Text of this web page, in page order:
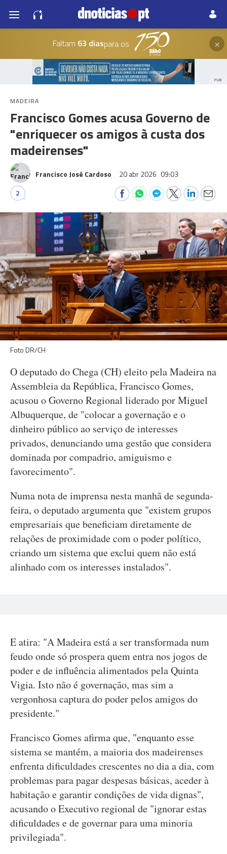
Faltam 63 diaspara os ×
PUB
MADEIRA
Francisco Gomes acusa Governo de
"enriquecer os amigos à custa dos
madeirenses"
Francisco José Cardoso 20 abr 2026 09:03
2
Foto DR/CH
O deputado do Chega (CH) eleito pela Madeira na
Assembleia da República, Francisco Gomes,
acusou o Governo Regional liderado por Miguel
Albuquerque, de "colocar a governação e o
dinheiro público ao serviço de interesses
privados, denunciando uma gestão que considera
dominada por compadrio, amiguismo e
favorecimento".
Numa nota de imprensa nesta manhã de segunda-
feira, o deputado argumenta que "existem grupos
empresariais que beneficiam diretamente de
relações de proximidade com o poder político,
criando um sistema que exclui quem não está
alinhado com os interesses instalados".
E atira: "A Madeira está a ser transformada num
feudo onde só prospera quem entra nos jogos de
poder e de influência alimentados pela Quinta
Vigia. Isto não é governação, mas sim a
vergonhosa captura do poder pelos amigos do
presidente."
Francisco Gomes afirma que, "enquanto esse
sistema se mantém, a maioria dos madeirenses
enfrenta dificuldades crescentes no dia a dia, com
problemas para pagar despesas básicas, aceder à
habitação e garantir condições de vida dignas",
acusando o Executivo regional de "ignorar estas
dificuldades e de governar para uma minoria
privilegiada".